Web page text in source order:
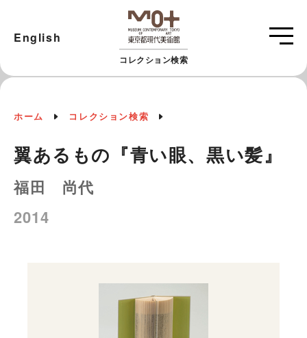
コレクション検索
English
ホーム コレクション検索
翼あるもの『青い眼、黒い髪』
福田 尚代
2014